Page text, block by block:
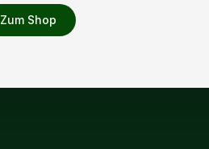
Zum Shop